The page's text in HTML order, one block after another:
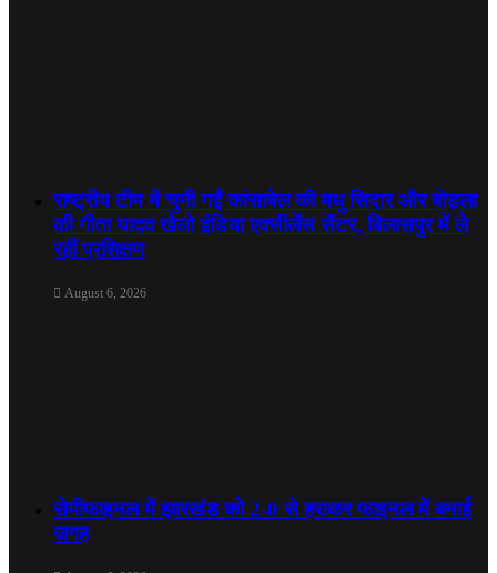
राष्ट्रीय टीम में चुनी गईं कांसाबेल की मधु सिदार और बोड़ला
की गीता यादव खेलो इंडिया एक्सीलेंस सेंटर, बिलासपुर में ले
रहीं प्रशिक्षण
August 6, 2026
सेमीफाइनल में झारखंड को 2-0 से हराकर फाइनल में बनाई
जगह